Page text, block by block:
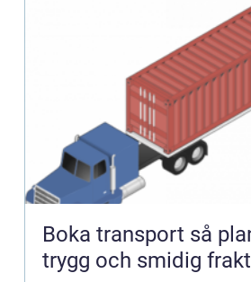
Boka transport så planerar du en
trygg och smidig frakt